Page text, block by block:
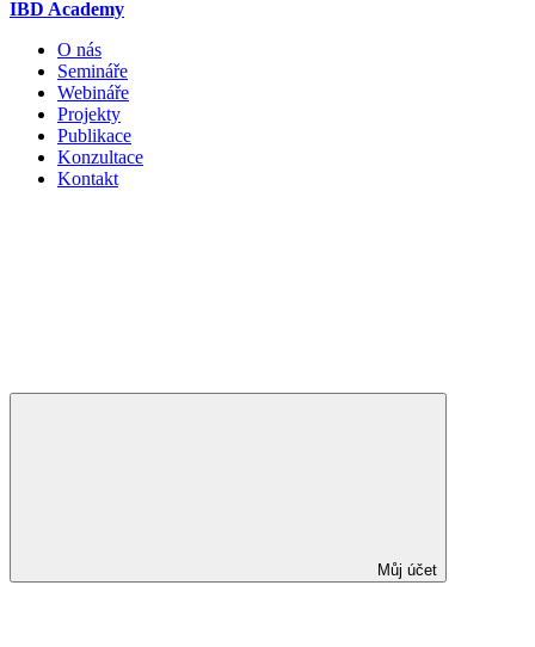
IBD Academy
O nás
Semináře
Webináře
Projekty
Publikace
Konzultace
Kontakt
Můj účet